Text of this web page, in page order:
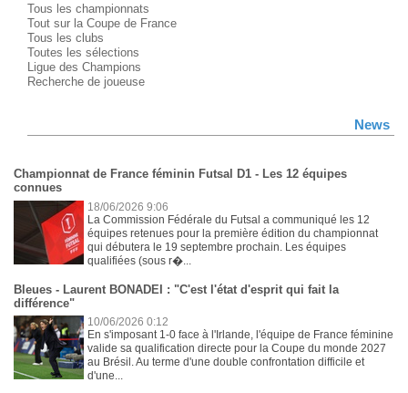
Tous les championnats
Tout sur la Coupe de France
Tous les clubs
Toutes les sélections
Ligue des Champions
Recherche de joueuse
News
Championnat de France féminin Futsal D1 - Les 12 équipes
connues
18/06/2026 9:06
La Commission Fédérale du Futsal a communiqué les 12
équipes retenues pour la première édition du championnat
qui débutera le 19 septembre prochain. Les équipes
qualifiées (sous r�...
Bleues - Laurent BONADEI : "C'est l'état d'esprit qui fait la
différence"
10/06/2026 0:12
En s'imposant 1-0 face à l'Irlande, l'équipe de France féminine
valide sa qualification directe pour la Coupe du monde 2027
au Brésil. Au terme d'une double confrontation difficile et
d'une...